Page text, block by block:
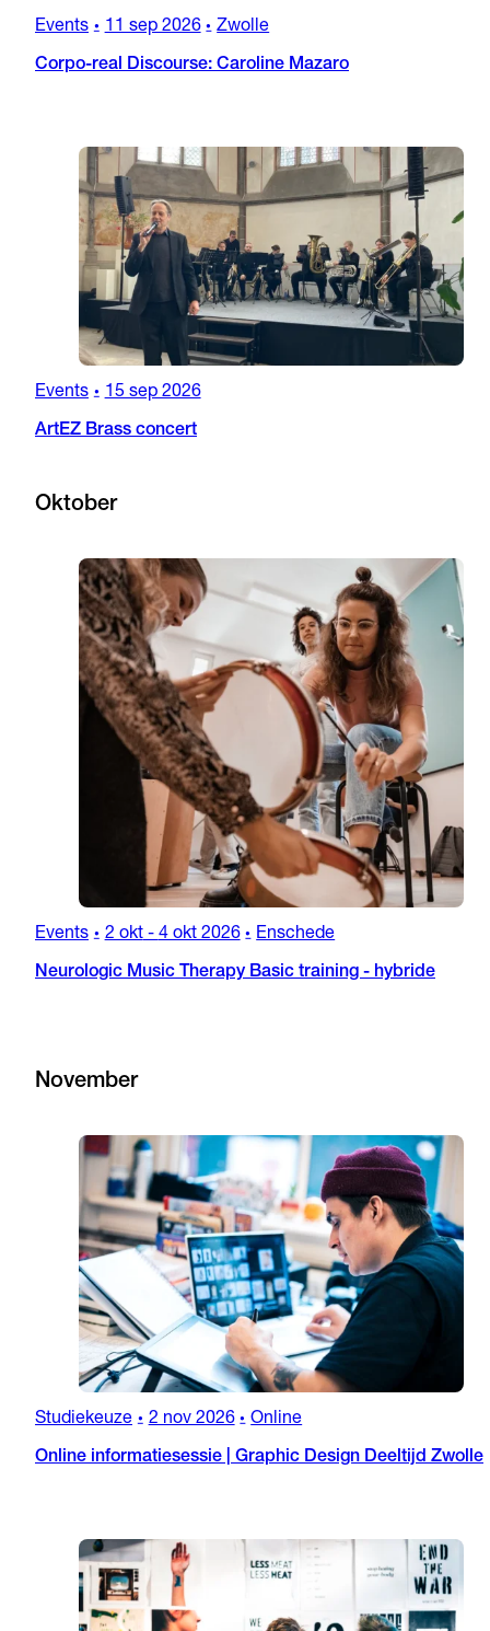
Events • 11 sep 2026 • Zwolle
Corpo-real Discourse: Caroline Mazaro
Events • 15 sep 2026
ArtEZ Brass concert
Oktober
Events • 2 okt- 4 okt 2026 • Enschede
Neurologic Music Therapy Basic training - hybride
November
Studiekeuze • 2 nov 2026 • Online
Online informatiesessie | Graphic Design Deeltijd Zwolle